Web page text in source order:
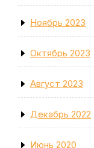
Ноябрь 2023
Октябрь 2023
Август 2023
Декабрь 2022
Июнь 2020